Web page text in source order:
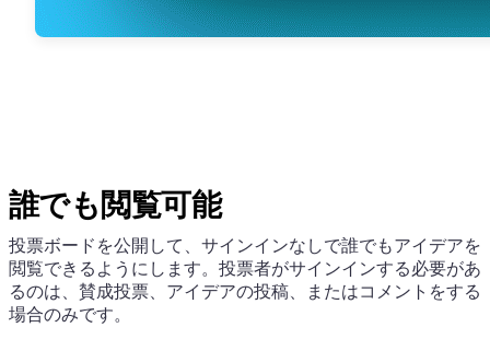
誰でも閲覧可能
投票ボードを公開して、サインインなしで誰でもアイデアを
閲覧できるようにします。投票者がサインインする必要があ
るのは、賛成投票、アイデアの投稿、またはコメントをする
場合のみです。